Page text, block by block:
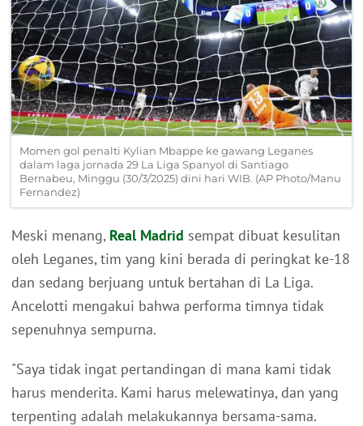
Momen gol penalti Kylian Mbappe ke gawang Leganes
dalam laga jornada 29 La Liga Spanyol di Santiago
Bernabeu, Minggu (30/3/2025) dini hari WIB. (AP Photo/Manu
Fernandez)
Meski menang, Real Madrid sempat dibuat kesulitan
oleh Leganes, tim yang kini berada di peringkat ke-18
dan sedang berjuang untuk bertahan di La Liga.
Ancelotti mengakui bahwa performa timnya tidak
sepenuhnya sempurna.
"Saya tidak ingat pertandingan di mana kami tidak
harus menderita. Kami harus melewatinya, dan yang
terpenting adalah melakukannya bersama-sama.